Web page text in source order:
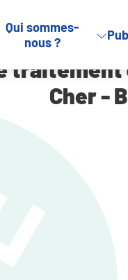
Qui sommes-
nous ?ménagers et
Cher -